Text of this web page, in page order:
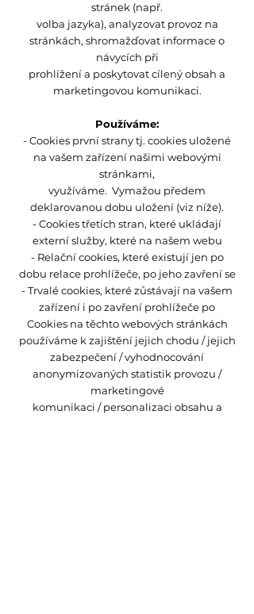
stránek (např.
volba jazyka), analyzovat provoz na
stránkách, shromažďovat informace o
návycích při
prohlížení a poskytovat cílený obsah a
marketingovou komunikaci.
Používáme:
- Cookies první strany tj. cookies uložené
na vašem zařízení našimi webovými
stránkami,
využíváme. Vymažou předem
deklarovanou dobu uložení (viz níže).
- Cookies třetích stran, které ukládají
externí služby, které na našem webu
- Relační cookies, které existují jen po
dobu relace prohlížeče, po jeho zavření se
- Trvalé cookies, které zůstávají na vašem
zařízení i po zavření prohlížeče po
Cookies na těchto webových stránkách
používáme k zajištění jejich chodu / jejich
zabezpečení / vyhodnocování
anonymizovaných statistik provozu /
marketingové
komunikaci / personalizaci obsahu a